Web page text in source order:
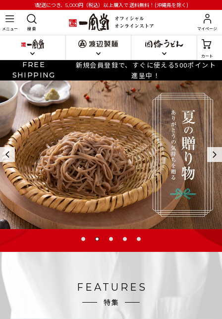
1配送につき、5,000円 （税込）以上購入で送料無料！(沖縄県を除く)
メニュー 検 索 マイページ
カート
FREE
SHIPPING
新規会員登録で、すぐに使える500ポイント
進呈中！
FEATURES
特集